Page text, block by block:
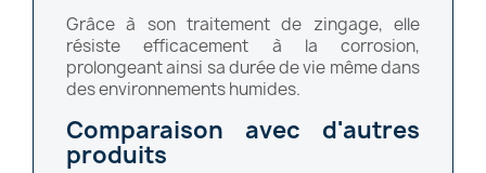
Grâce à son traitement de zingage, elle
résiste efficacement à la corrosion,
prolongeant ainsi sa durée de vie même dans
des environnements humides.
Comparaison avec d'autres
produits